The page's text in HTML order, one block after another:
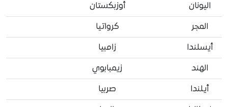
اليونان أوزبكستان
المجر كرواتيا
أيسلندا زامبيا
الهند زيمبابوي
أيلندا صربيا